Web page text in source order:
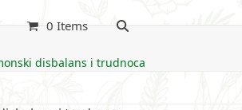
0 Items
disbalans i trudnoca